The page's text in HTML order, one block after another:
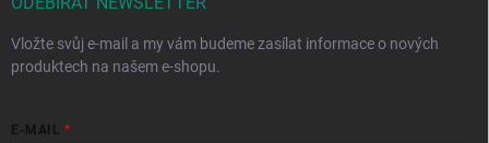
Vložte svůj e-mail a my vám budeme zasílat informace o nových
produktech na našem e-shopu.
E-MAIL